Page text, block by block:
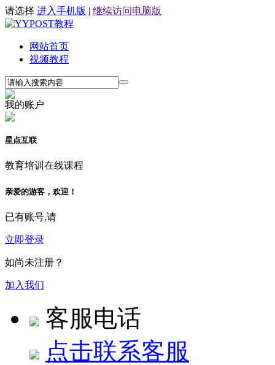
请选择 进入手机版 | 继续访问电脑版
网站首页
视频教程
我的账户
星点互联
教育培训在线课程
亲爱的游客，欢迎！
已有账号,请
立即登录
如尚未注册？
加入我们
客服电话
点击联系客服